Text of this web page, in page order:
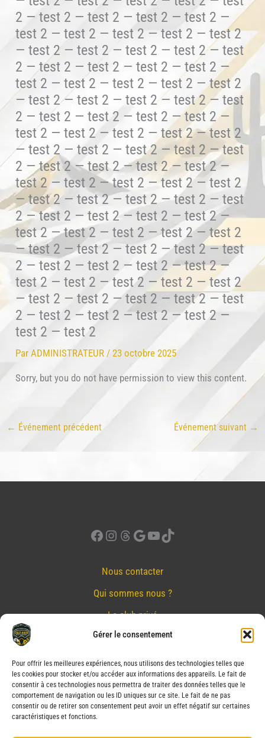
Gérer le consentement
Pour offrir les meilleures expériences, nous utilisons des technologies telles que
les cookies pour stocker et/ou accéder aux informations des appareils. Le fait de
consentir à ces technologies nous permettra de traiter des données telles que le
comportement de navigation ou les ID uniques sur ce site. Le fait de ne pas
consentir ou de retirer son consentement peut avoir un effet négatif sur certaines
caractéristiques et fonctions.
2 — test 2 — test 2 — test 2 — test 2 —
test 2 — test 2 — test 2 — test 2 — test 2
— test 2 — test 2 — test 2 — test 2 — test
2 — test 2 — test 2 — test 2 — test 2 —
test 2 — test 2 — test 2 — test 2 — test 2
— test 2 — test 2 — test 2 — test 2 — test
2 — test 2 — test 2 — test 2 — test 2 —
test 2 — test 2 — test 2 — test 2 — test 2
— test 2 — test 2 — test 2 — test 2 — test
2 — test 2 — test 2 — test 2 — test 2 —
test 2 — test 2 — test 2 — test 2 — test 2
— test 2 — test 2 — test 2 — test 2 — test
2 — test 2 — test 2 — test 2 — test 2 —
test 2 — test 2 — test 2 — test 2 — test 2
— test 2 — test 2 — test 2 — test 2 — test
2 — test 2 — test 2 — test 2 — test 2 —
test 2 — test 2 — test 2 — test 2 — test 2
— test 2 — test 2 — test 2 — test 2 — test
2 — test 2 — test 2 — test 2 — test 2 —
test 2 — test 2
ParADMINISTRATEUR /23 octobre 2025
Sorry, but you do not have permission to view this content.
← Événement précédent Événement suivant →
Facebook
Instagram
Threads
Google
YouTube
TikTok
Nous contacter
Qui sommes nous ?
Le club privé
Réserver
Nos partenaires
Mentions Légales
Conditions générales de vente